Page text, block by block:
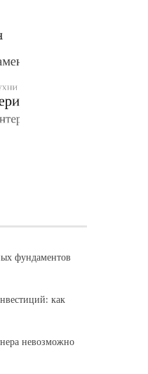
фундаментов
как
невозможно